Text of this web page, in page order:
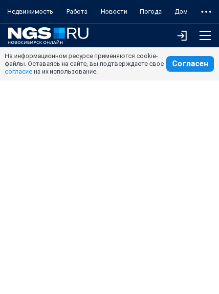
Недвижимость Работа Новости Погода Дом
На информационном ресурсе применяются cookie-
файлы. Оставаясь на сайте, вы подтверждаете свое
согласие на их использование.
Согласен